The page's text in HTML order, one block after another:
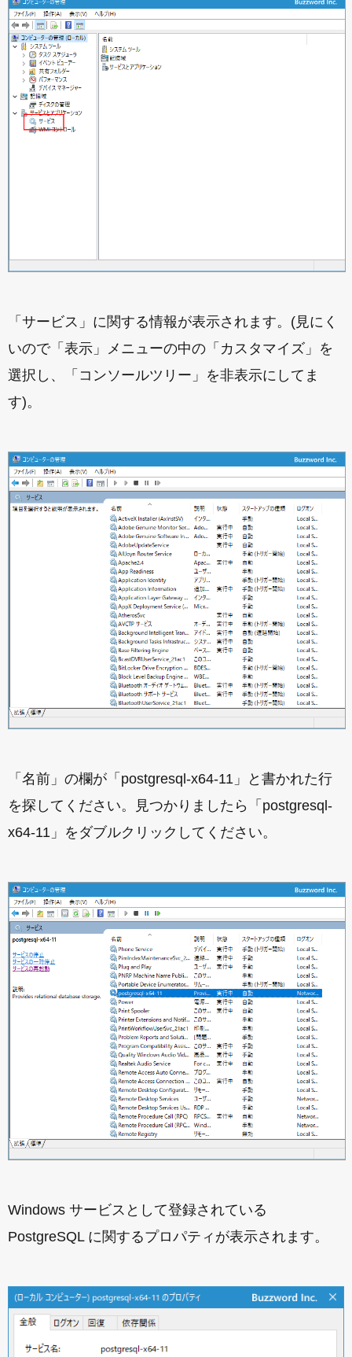
「サービス」に関する情報が表示されます。(見にく
いので「表示」メニューの中の「カスタマイズ」を
選択し、「コンソールツリー」を非表示にしてま
す)。
「名前」の欄が「postgresql-x64-11」と書かれた行
を探してください。見つかりましたら「postgresql-
x64-11」をダブルクリックしてください。
Windows サービスとして登録されている
PostgreSQL に関するプロパティが表示されます。